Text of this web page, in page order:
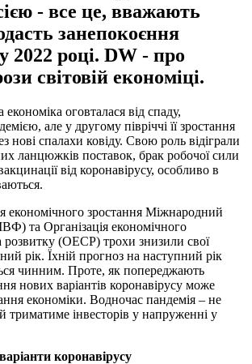
- все це, вважають
занепокоєння
2022 році. DW - про
світовій економіці.
економіка оговталася від спаду,
але у другому півріччі її зростання
нові спалахи ковіду. Свою роль відіграли
ланцюжків поставок, брак робочої сили
від коронавірусу, особливо в
економічного зростання Міжнародний
та Організація економічного
розвитку (ОЕСР) трохи знизили свої
рік. Їхній прогноз на наступний рік
чинним. Проте, як попереджають
нових варіантів коронавірусу може
економіки. Водночас пандемія – не
триматиме інвесторів у напруженні у
коронавірусу